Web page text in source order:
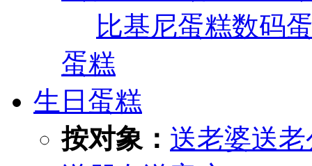
比基尼蛋糕数码
蛋糕
生日蛋糕
按对象： 送老婆送老